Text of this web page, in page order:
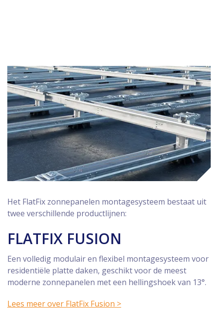
Het FlatFix zonnepanelen montagesysteem bestaat uit
twee verschillende productlijnen:
FLATFIX FUSION
Een volledig modulair en flexibel montagesysteem voor
residentiële platte daken, geschikt voor de meest
moderne zonnepanelen met een hellingshoek van 13°.
Lees meer over FlatFix Fusion >